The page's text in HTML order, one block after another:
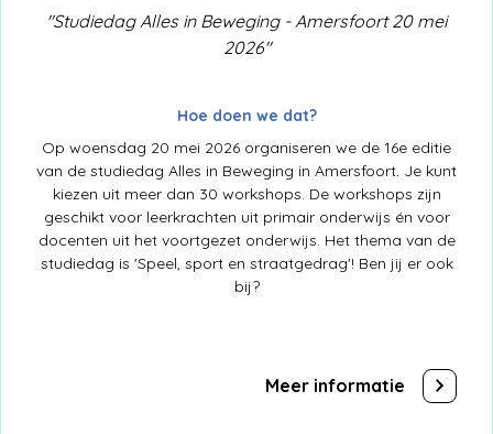
"Studiedag Alles in Beweging - Amersfoort 20 mei
2026"
Hoe doen we dat?
Op woensdag 20 mei 2026 organiseren we de 16e editie
van de studiedag Alles in Beweging in Amersfoort. Je kunt
kiezen uit meer dan 30 workshops. De workshops zijn
geschikt voor leerkrachten uit primair onderwijs én voor
docenten uit het voortgezet onderwijs. Het thema van de
studiedag is 'Speel, sport en straatgedrag'! Ben jij er ook
bij?
Meer informatie